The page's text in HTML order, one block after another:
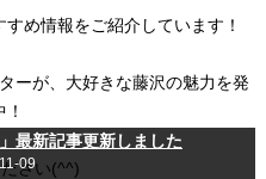
最新記事更新しました
09
め情報をご紹介しています！
ーが、大好きな藤沢の魅力を発
さい(^^)